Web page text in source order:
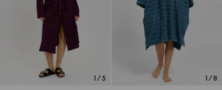
1/5
1/8